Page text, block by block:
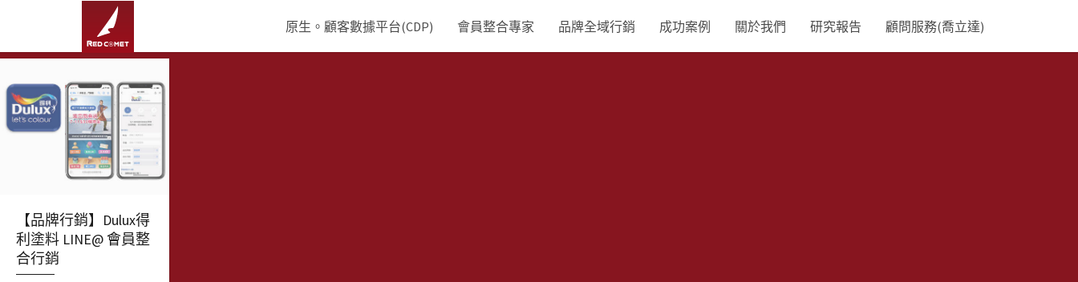
原生。顧客數據平台(CDP) 會員整合專家 品牌全域行銷 成功案例 關於我們 研究報告 顧問服務(喬立達)
【品牌行銷】Dulux得
利塗料 LINE@ 會員整
合行銷